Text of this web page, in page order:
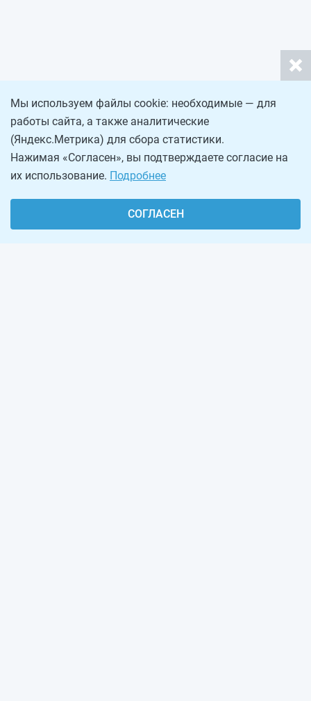
Мы используем файлы cookie: необходимые — для
работы сайта, а также аналитические
(Яндекс.Метрика) для сбора статистики.
Нажимая «Согласен», вы подтверждаете согласие на
их использование. Подробнее
СОГЛАСЕН